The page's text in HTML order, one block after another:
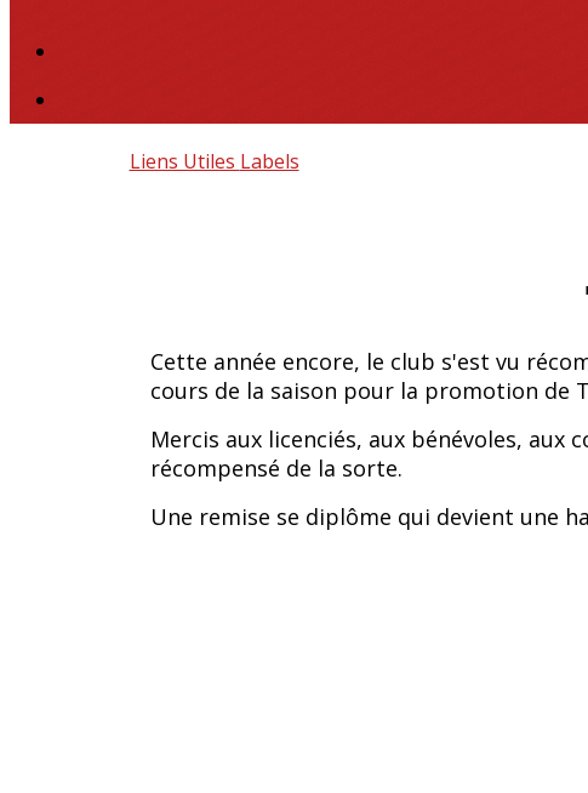
Liens Utiles Labels
Cette année encore, le club s'est vu
cours de la saison pour la promotion de
Mercis aux licenciés, aux bénévoles,
récompensé de la sorte.
Une remise se diplôme qui devient une